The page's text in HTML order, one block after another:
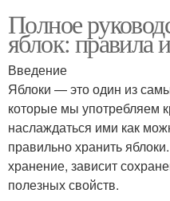
Полное
яблок: правила
Введение
Яблоки — это один из
которые мы употребляем
наслаждаться ими как
правильно хранить
хранение, зависит
полезных свойств.